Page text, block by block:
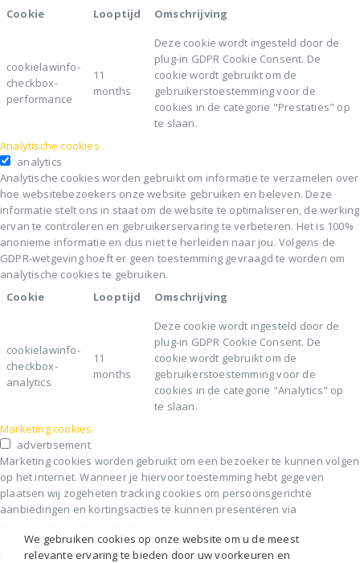
We gebruiken cookies op onze website om u de meest
relevante ervaring te bieden door uw voorkeuren en
Cookie
Looptijd Omschrijving
cookielawinfo-
checkbox-
performance
11
months
Deze cookie wordt ingesteld door de
plug-in GDPR Cookie Consent. De
cookie wordt gebruikt om de
gebruikerstoestemming voor de
cookies in de categorie "Prestaties" op
te slaan.
Analytische cookies
analytics
Analytische cookies worden gebruikt om informatie te verzamelen over
hoe websitebezoekers onze website gebruiken en beleven. Deze
informatie stelt ons in staat om de website te optimaliseren, de werking
ervan te controleren en gebruikerservaring te verbeteren. Het is 100%
anonieme informatie en dus niet te herleiden naar jou. Volgens de
GDPR-wetgeving hoeft er geen toestemming gevraagd te worden om
analytische cookies te gebruiken.
Cookie
Looptijd Omschrijving
cookielawinfo-
checkbox-
analytics
11
months
Deze cookie wordt ingesteld door de
plug-in GDPR Cookie Consent. De
cookie wordt gebruikt om de
gebruikerstoestemming voor de
cookies in de categorie "Analytics" op
te slaan.
Marketing cookies
advertisement
Marketing cookies worden gebruikt om een bezoeker te kunnen volgen
op het internet. Wanneer je hiervoor toestemming hebt gegeven
plaatsen wij zogeheten tracking cookies om persoonsgerichte
aanbiedingen en kortingsacties te kunnen presenteren via
Andere cookies
others